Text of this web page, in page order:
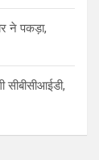
ने पकड़ा,
सीबीसीआईडी,